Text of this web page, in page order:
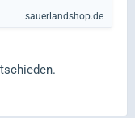
sauerlandshop.de